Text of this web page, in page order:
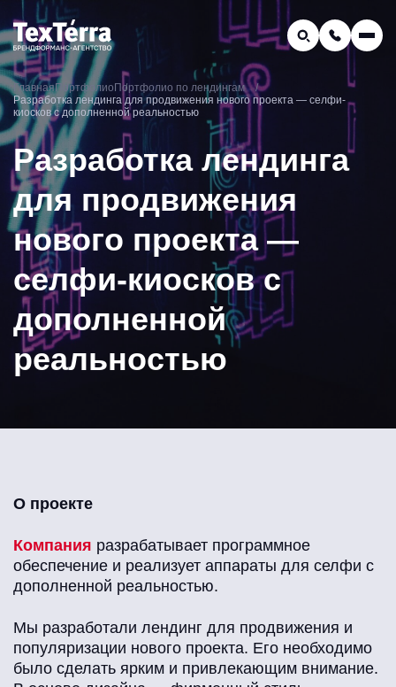
GEO-продвижение
Поиск по услугам и статьям...
Заказать звонок
Телефон отдела продаж:
8 (800) 775-16-41
Наш e-mail:
mail@texterra.ru
ГлавнаяПортфолио Портфолио по лендингам
Разработка лендинга для продвижения нового проекта — селфи-
киосков с дополненной реальностью
Разработка лендинга
для продвижения
нового проекта —
селфи-киосков с
дополненной
реальностью
О проекте
Компания разрабатывает программное
обеспечение и реализует аппараты для селфи с
дополненной реальностью.
Мы разработали лендинг для продвижения и
популяризации нового проекта. Его необходимо
было сделать ярким и привлекающим внимание.